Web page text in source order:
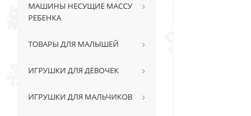
МАШИНЫ НЕСУЩИЕ МАССУ
РЕБЕНКА
ТОВАРЫ ДЛЯ МАЛЫШЕЙ
ИГРУШКИ ДЛЯ ДЕВОЧЕК
ИГРУШКИ ДЛЯ МАЛЬЧИКОВ